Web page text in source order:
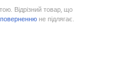
Відрізний товар, що
не підлягає.